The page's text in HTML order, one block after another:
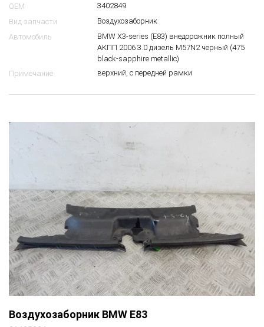
OEM
3402849
Вид запчасти
Воздухозаборник
Автомобиль
BMW X3-series (E83) внедорожник полный
АКПП 2006 3.0 дизель M57N2 черный (475
black-sapphire metallic)
Примечание
верхний, с передней рамки
Воздухозаборник BMW E83